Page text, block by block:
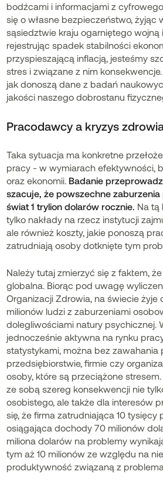
bodźcami i informacjami z
się o własne bezpieczeństwo, żyjąc
sąsiedztwie kraju ogarniętego wojną
rejestrując spadek stabilności
przyspieszającą inflacją, jesteśmy
stres i związane z nim
jak donoszą dane z badań
jakości naszego dobrostanu
Pracodawcy a kryzys
Taka sytuacja ma konkretne
pracy - w wymiarach efektywności,
oraz ekonomii. Badanie
szacuje, że powszechne
świat 1 trylion dolarów rocznie. Na tą
tylko nakłady na rzecz instytucji
ale również koszty, jakie ponoszą
zatrudniają osoby dotknięte tym
Należy tutaj zmierzyć się z faktem,
globalna. Biorąc pod uwagę
Organizacji Zdrowia, na świecie żyje
milionów ludzi z zaburzeniami
dolegliwościami natury psychicznej.
jednocześnie aktywna na rynku
statystykami, można bez zawahania
przedsiębiorstwie, firmie czy
osoby, które są przeciążone
ze sobą szereg konsekwencji nie
osobistego, ale także dla interesów
się, że firma zatrudniająca 10 tysięcy
osiągająca dochody 70 milionów
miliona dolarów na problemy
tym aż 10 milionów ze względu na
produktywność związaną z